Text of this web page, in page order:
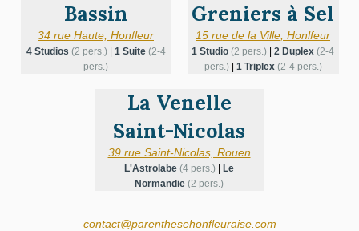
Bassin
Greniers à Sel
34 rue Haute, Honfleur 15 rue de la Ville, Honlfeur
4 Studios (2 pers.) 1 Suite (2-4
pers.)
1 Studio (2 pers.) 2 Duplex (2-4
pers.)
1 Triplex (2-4 pers.)
La Venelle
Saint-Nicolas
39 rue Saint-Nicolas, Rouen
L'Astrolabe (4 pers.)
Le
Normandie (2 pers.)
contact@parenthesehonfleuraise.com